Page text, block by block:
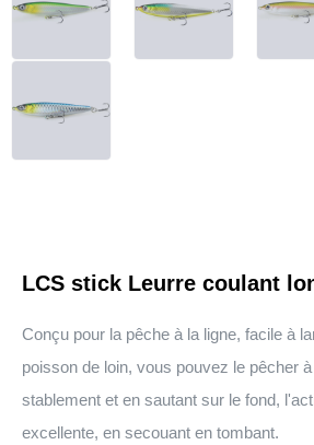
LCS stick Leurre coulant
Conçu pour la pêche à la ligne, facile à
poisson de loin, vous pouvez le pêcher
stablement et en sautant sur le fond,
excellente, en secouant en tombant.